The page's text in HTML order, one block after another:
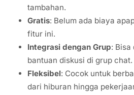
tambahan.
Gratis: Belum ada biaya
fitur ini.
Integrasi dengan Grup: Bisa
bantuan diskusi di grup chat.
Fleksibel: Cocok untuk
dari hiburan hingga